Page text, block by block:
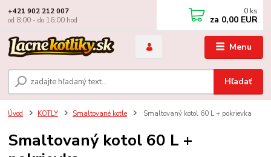
Menu
Hľadať
+421 902 212 007
od 8:00 - do 16:00 hod
0 ks
za 0,00 EUR
Úvod KOTLY Smaltované kotle Smaltovaný kotol 60 L + pokrievka
Smaltovaný kotol 60 L +